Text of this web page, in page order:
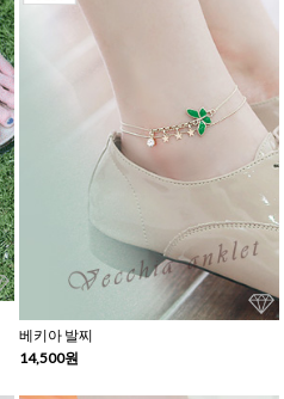
베키아 발찌
14,500원